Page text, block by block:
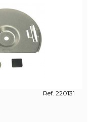
Ref. 220131